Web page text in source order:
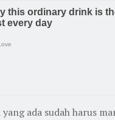
ada sudah harus